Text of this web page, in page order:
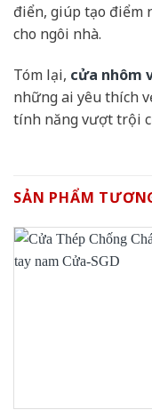
điển, giúp tạo điểm
cho ngôi nhà.
Tóm lại, cửa nhôm
những ai yêu thích
tính năng vượt trội
SẢN PHẨM